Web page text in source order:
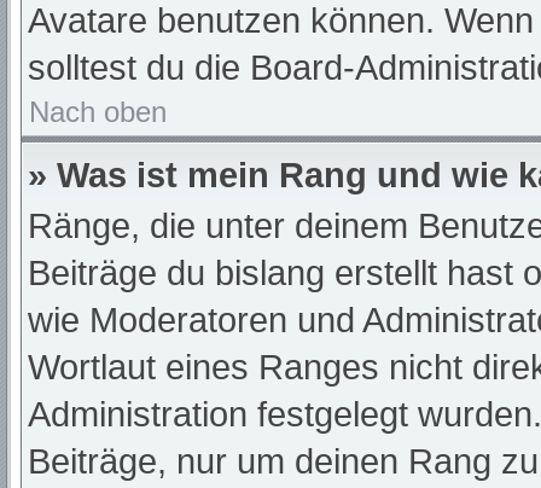
Avatare benutzen können.
solltest du die Board-
Nach oben
» Was ist mein Rang und wie
Ränge, die unter deinem
Beiträge du bislang erstellt hast
wie Moderatoren und
Wortlaut eines Ranges nicht
Administration festgelegt
Beiträge, nur um deinen Rang